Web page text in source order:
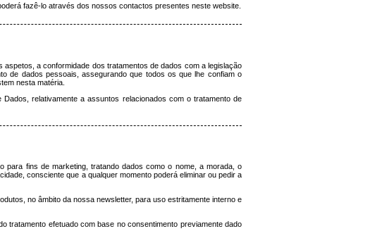
fazê-lo através dos nossos contactos presentes neste website.
a conformidade dos tratamentos de dados com a legislação
de dados pessoais, assegurando que todos os que lhe confiam o
nesta matéria.
relativamente a assuntos relacionados com o tratamento de
para fins de marketing, tratando dados como o nome, a morada, o
consciente que a qualquer momento poderá eliminar ou pedir a
no âmbito da nossa newsletter, para uso estritamente interno e
tratamento efetuado com base no consentimento previamente dado